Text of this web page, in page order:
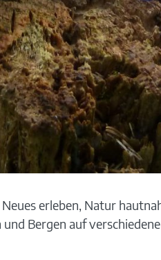
erleben, Natur
Bergen auf